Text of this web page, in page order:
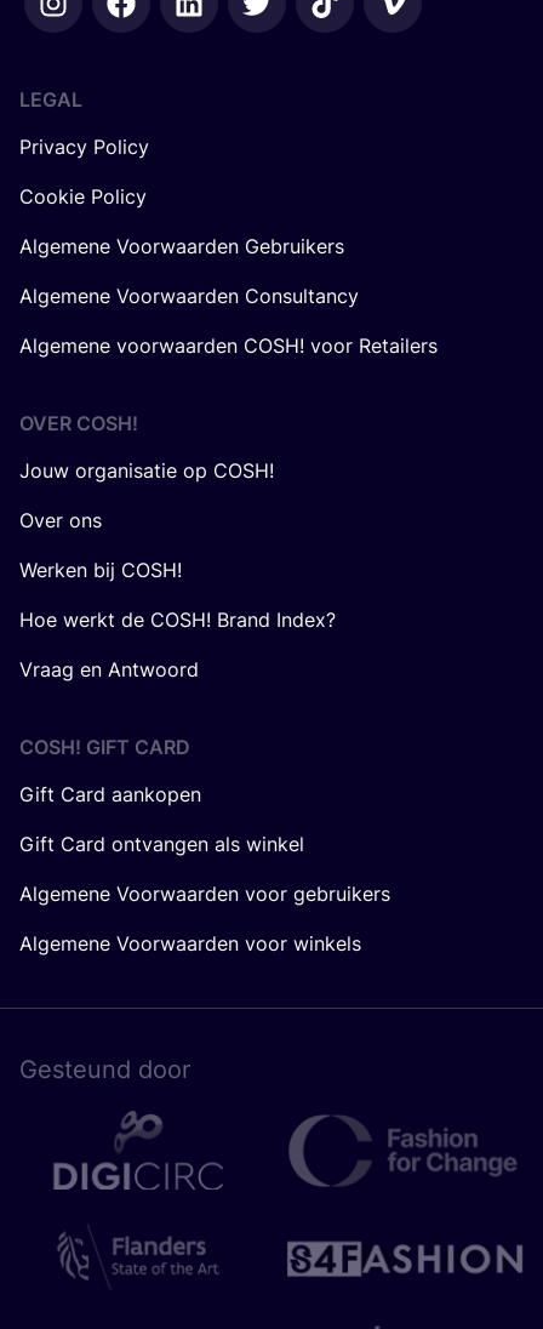
LEGAL
Privacy Policy
Cookie Policy
Algemene Voorwaarden Gebruikers
Algemene Voorwaarden Consultancy
Algemene voorwaarden COSH! voor Retailers
OVER COSH!
Jouw organisatie op COSH!
Over ons
Werken bij COSH!
Hoe werkt de COSH! Brand Index?
Vraag en Antwoord
COSH! GIFT CARD
Gift Card aankopen
Gift Card ontvangen als winkel
Algemene Voorwaarden voor gebruikers
Algemene Voorwaarden voor winkels
Gesteund door